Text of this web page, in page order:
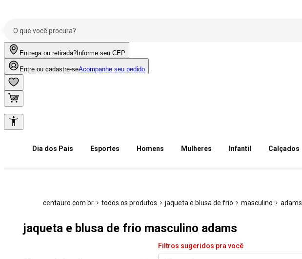
Entrega ou retirada? Informe seu CEP
Entre ou cadastre-seAcompanhe seu pedido
Dia dos Pais Esportes Homens Mulheres Infantil Calçados
centauro.com.br todos os produtos jaqueta e blusa de frio masculino adams
jaqueta e blusa de frio masculino adams
Filtros sugeridos pra você